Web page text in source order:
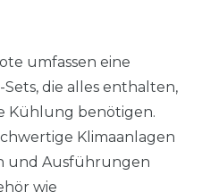
umfassen eine
die alles enthalten,
Kühlung benötigen.
Klimaanlagen
und Ausführungen
wie